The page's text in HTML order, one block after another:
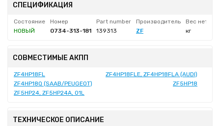
СПЕЦИФИКАЦИЯ
Состояние Номер Part number Производитель
Вес нетто
НОВЫЙ
0734-313-181 139313 ZF кг
СОВМЕСТИМЫЕ АКПП
ZF4HP18FL
ZF4HP18FLE, ZF4HP18FLA (AUDI)
ZF4HP18Q (SAAB/PEUGEOT)
ZF5HP18
ZF5HP24, ZF5HP24A, 01L
ТЕХНИЧЕСКОЕ ОПИСАНИЕ